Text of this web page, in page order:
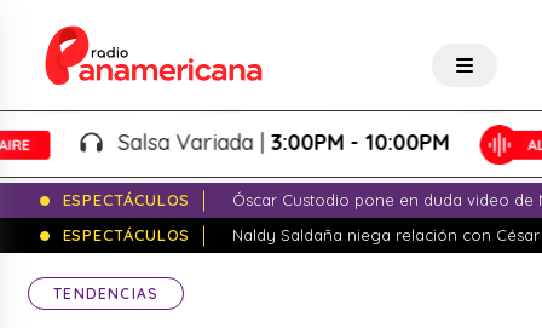
Salsa Variada |3:00PM - 10:00PM
ESPECTÁCULOS
Óscar Custodio pone en duda video de
ESPECTÁCULOS
Naldy Saldaña niega relación con
TENDENCIAS